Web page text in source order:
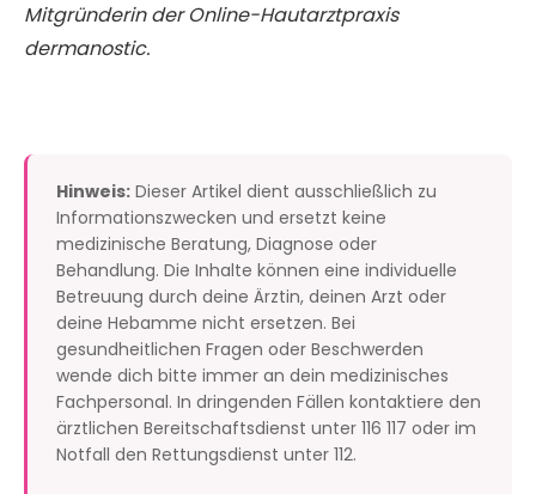
Mitgründerin der Online-Hautarztpraxis
dermanostic.
Hinweis: Dieser Artikel dient ausschließlich zu
Informationszwecken und ersetzt keine
medizinische Beratung, Diagnose oder
Behandlung. Die Inhalte können eine individuelle
Betreuung durch deine Ärztin, deinen Arzt oder
deine Hebamme nicht ersetzen. Bei
gesundheitlichen Fragen oder Beschwerden
wende dich bitte immer an dein medizinisches
Fachpersonal. In dringenden Fällen kontaktiere den
ärztlichen Bereitschaftsdienst unter 116 117 oder im
Notfall den Rettungsdienst unter 112.